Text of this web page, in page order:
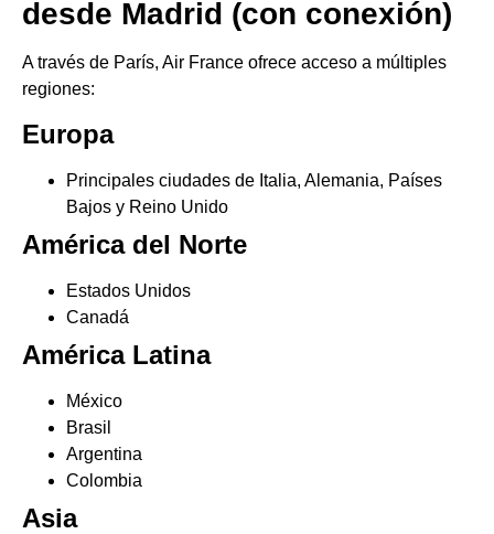
desde Madrid (con conexión)
A través de París, Air France ofrece acceso a múltiples
regiones:
Europa
Principales ciudades de Italia, Alemania, Países
Bajos y Reino Unido
América del Norte
Estados Unidos
Canadá
América Latina
México
Brasil
Argentina
Colombia
Asia